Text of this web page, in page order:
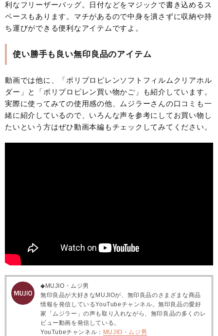
利なフリーザーバッグ。日付などをマジックで書き込めるス
ペースもあります。マチがあるので中身を潰さずに収納や持
ち運びができる便利なアイテムですよ。
使い勝手も良い無印良品のアイテム
動画では他に、「ポリプロピレンソフトフィルムクリアホル
ダー」と「ポリプロピレン買い物かご」も紹介しています。
実際に使ってみての使用感の他、ムジラーさんの口コミも一
緒に紹介しているので、いろんな声を参考にしてお買い物し
たいという方はぜひ動画本編もチェックしてみてください。
◆MUJIO・ムジ男
無印良品が大好きなMUJIOが、無印良品のさまざまな商品
情報を発信しているYouTubeチャンネル。無印良品の愛好
家「ムジラー」の声も取り入れながら、無印良品の多くのレ
ビュー動画を発信している。
YouTubeチャンネル： MUJIO・ムジ男